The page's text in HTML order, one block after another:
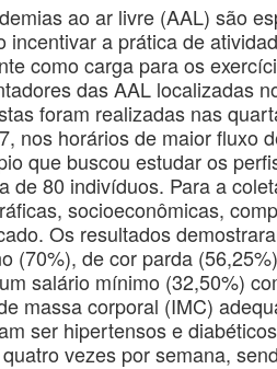
ao ar livre (AAL) são
incentivar a prática de
como carga para os
das AAL localizadas
foram realizadas nas
nos horários de maior fluxo
que buscou estudar os
de 80 indivíduos. Para a
socioeconômicas,
Os resultados
(70%), de cor parda
salário mínimo (32,50%)
massa corporal (IMC)
ser hipertensos e
vezes por semana,